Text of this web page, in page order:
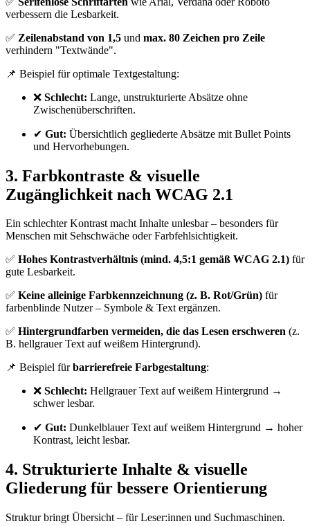
verbessern die Lesbarkeit.
✅ Zeilenabstand von 1,5 und max. 80 Zeichen pro Zeile
verhindern "Textwände".
📌 Beispiel für optimale Textgestaltung:
❌ Schlecht: Lange, unstrukturierte Absätze ohne
Zwischenüberschriften.
✔ Gut: Übersichtlich gegliederte Absätze mit Bullet Points
und Hervorhebungen.
3. Farbkontraste & visuelle
Zugänglichkeit nach WCAG 2.1
Ein schlechter Kontrast macht Inhalte unlesbar – besonders für
Menschen mit Sehschwäche oder Farbfehlsichtigkeit.
✅ Hohes Kontrastverhältnis (mind. 4,5:1 gemäß WCAG 2.1) für
gute Lesbarkeit.
✅ Keine alleinige Farbkennzeichnung (z. B. Rot/Grün) für
farbenblinde Nutzer – Symbole & Text ergänzen.
✅ Hintergrundfarben vermeiden, die das Lesen erschweren (z.
B. hellgrauer Text auf weißem Hintergrund).
📌 Beispiel fürbarrierefreie Farbgestaltung:
❌ Schlecht: Hellgrauer Text auf weißem Hintergrund →
schwer lesbar.
✔ Gut: Dunkelblauer Text auf weißem Hintergrund → hoher
Kontrast, leicht lesbar.
4. Strukturierte Inhalte & visuelle
Gliederung für bessere Orientierung
Struktur bringt Übersicht – für Leser:innen und Suchmaschinen.